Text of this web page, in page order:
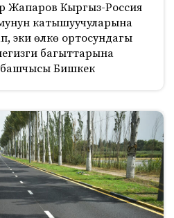
Жапаров Кыргыз-Россия
катышуучуларына
эки өлкө ортосундагы
багыттарына
башчысы Бишкек